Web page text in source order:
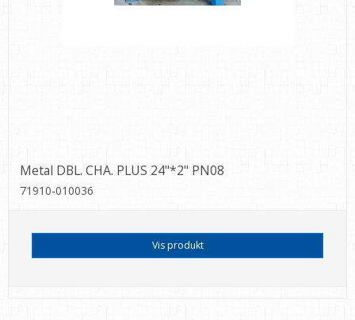
Metal DBL. CHA. PLUS 24"*2" PN08
71910-010036
Vis produkt